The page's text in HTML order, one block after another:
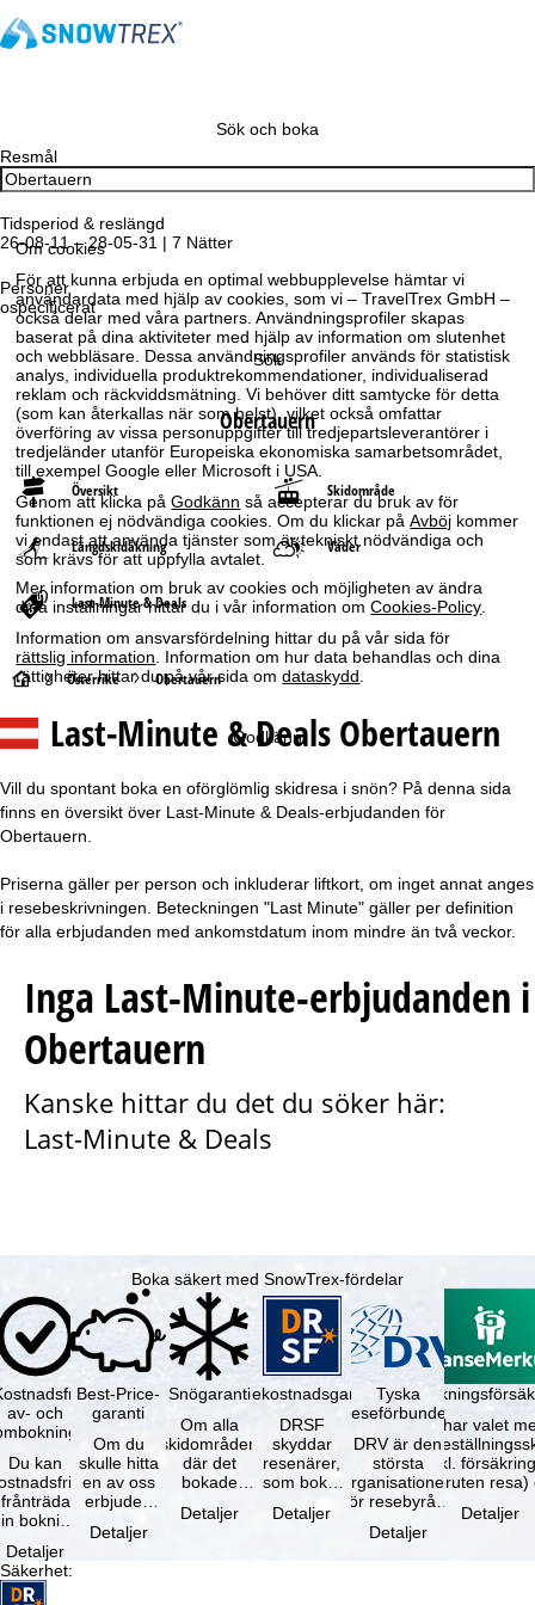
Om cookies
För att kunna erbjuda en optimal webbupplevelse hämtar vi
användardata med hjälp av cookies, som vi – TravelTrex GmbH –
också delar med våra partners. Användningsprofiler skapas
baserat på dina aktiviteter med hjälp av information om slutenhet
och webbläsare. Dessa användningsprofiler används för statistisk
analys, individuella produktrekommendationer, individualiserad
reklam och räckviddsmätning. Vi behöver ditt samtycke för detta
(som kan återkallas när som helst), vilket också omfattar
överföring av vissa personuppgifter till tredjepartsleverantörer i
tredjeländer utanför Europeiska ekonomiska samarbetsområdet,
till exempel Google eller Microsoft i USA.
Genom att klicka påGodkänn så accepterar du bruk av för
funktionen ej nödvändiga cookies. Om du klickar påAvböj kommer
vi endast att använda tjänster som är tekniskt nödvändiga och
som krävs för att uppfylla avtalet.
Mer information om bruk av cookies och möjligheten av ändra
dina inställningar hittar du i vår information omCookies-Policy
Information om ansvarsfördelning hittar du på vår sida för
rättslig information . Information om hur data behandlas och dina
rättigheter hittar du på vår sida omdataskydd
Godkänn
Sök och boka
Resmål
Tidsperiod & reslängd
26-08-11 – 28-05-31 | 7 Nätter
Personer
ospecificerat
Sök
Obertauern
Översikt Skidområde
Längdskidåkning Väder
Last-Minute & Deals
S
t
r
s
a
Österrike Obertauern
Last-Minute & Deals Obertauern
Vill du spontant boka en oförglömlig skidresa i snön? På denna sida
finns en översikt över Last-Minute & Deals-erbjudanden för
Obertauern.
Priserna gäller per person och inkluderar liftkort, om inget annat anges
i resebeskrivningen. Beteckningen "Last Minute" gäller per definition
för alla erbjudanden med ankomstdatum inom mindre än två veckor.
Inga Last-Minute-erbjudanden i
Obertauern
Kanske hittar du det du söker här:
Last-Minute & Deals
Boka säkert med SnowTrex-fördelar
av- och
Du kan
frånträda
bokning
efter
…
Detaljer
Best-Price-
garanti
Om du
skulle hitta
en av oss
erbjuden
samma
Detaljer
Snögaranti
Om alla
skidområden
där det
bokade
gäller –
Detaljer
Resekostnadsgaranti
DRSF
skyddar
resenärer,
som bokat
paketresa
Detaljer
Tyska
reseförbundet
DRV är den
största
organisationen
för resebyråer
researrangörer
Detaljer
Du har valet
(inkl.
avbruten resa)
Detaljer
Säkerhet: